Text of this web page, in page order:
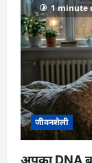
1 minute
जीवनशैली
अपका DNA